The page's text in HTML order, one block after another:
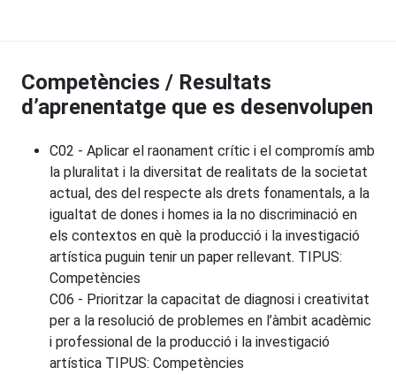
Competències / Resultats
d’aprenentatge que es desenvolupen
C02 - Aplicar el raonament crític i el compromís amb
la pluralitat i la diversitat de realitats de la societat
actual, des del respecte als drets fonamentals, a la
igualtat de dones i homes ia la no discriminació en
els contextos en què la producció i la investigació
artística puguin tenir un paper rellevant. TIPUS:
Competències
C06 - Prioritzar la capacitat de diagnosi i creativitat
per a la resolució de problemes en l’àmbit acadèmic
i professional de la producció i la investigació
artística TIPUS: Competències